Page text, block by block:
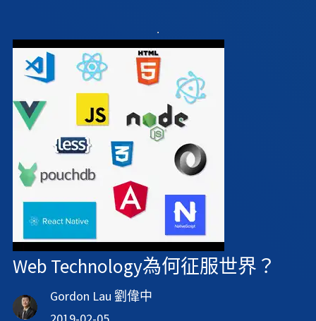
Web Technology為何征服世界？
Gordon Lau 劉偉中